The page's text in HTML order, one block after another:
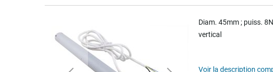
the
Diam. 45mm ; puiss.
vertical
Voir la description